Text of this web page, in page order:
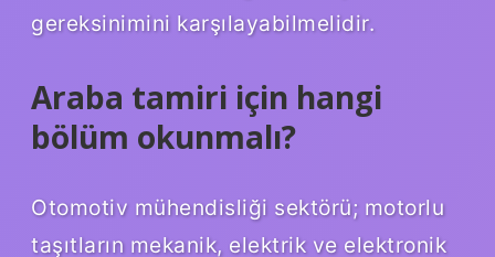
gereksinimini karşılayabilmelidir.
Araba tamiri için hangi
bölüm okunmalı?
Otomotiv mühendisliği sektörü; motorlu
taşıtların mekanik, elektrik ve elektronik